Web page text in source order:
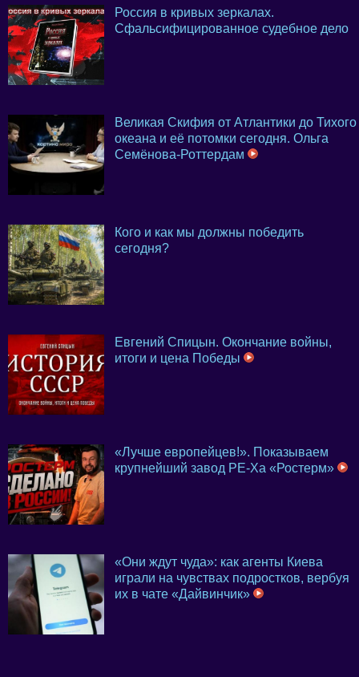
Россия в кривых зеркалах.
Сфальсифицированное судебное дело
Великая Скифия от Атлантики до Тихого
океана и её потомки сегодня. Ольга
Семёнова-Роттердам
Кого и как мы должны победить
сегодня?
Евгений Спицын. Окончание войны,
итоги и цена Победы
«Лучше европейцев!». Показываем
крупнейший завод PE-Xa «Ростерм»
«Они ждут чуда»: как агенты Киева
играли на чувствах подростков, вербуя
их в чате «Дайвинчик»